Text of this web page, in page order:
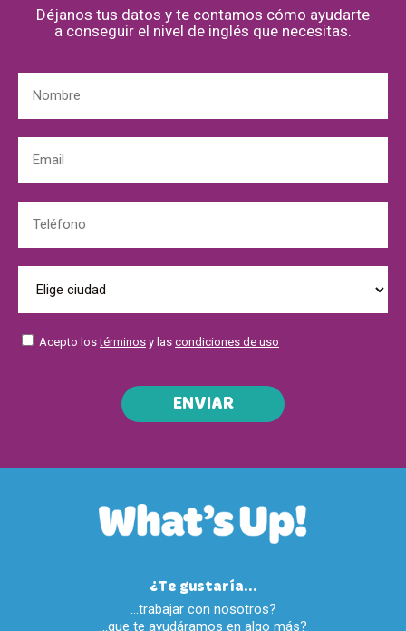
Déjanos tus datos y te contamos cómo ayudarte
a conseguir el nivel de inglés que necesitas.
Acepto lostérminos y las condiciones de uso
ENVIAR
¿Te gustaría...
…trabajar con nosotros?
…que te ayudáramos en algo más?